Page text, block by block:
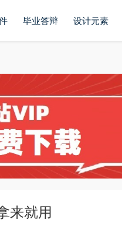
毕业答辩 设计元素
来就用